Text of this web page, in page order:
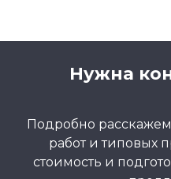
Нужна
Подробно
работ и типовых
стоимость и